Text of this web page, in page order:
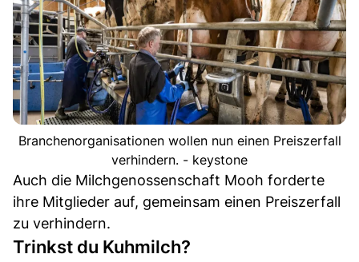
Branchenorganisationen wollen nun einen Preiszerfall
verhindern. - keystone
Auch die Milchgenossenschaft Mooh forderte
ihre Mitglieder auf, gemeinsam einen Preiszerfall
zu verhindern.
Trinkst du Kuhmilch?